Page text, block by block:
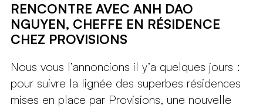
RENCONTRE AVEC ANH DAO
NGUYEN, CHEFFE EN RÉSIDENCE
CHEZ PROVISIONS
Nous vous l’annoncions il y’a quelques jours :
pour suivre la lignée des superbes résidences
mises en place par Provisions, une nouvelle